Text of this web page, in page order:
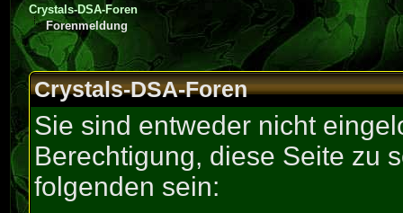
Crystals-DSA-Foren
Forenmeldung
Crystals-DSA-Foren
Sie sind entweder nicht
Berechtigung, diese Seite zu
folgenden sein: